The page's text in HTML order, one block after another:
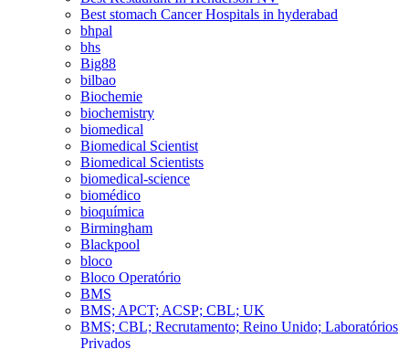
Best stomach Cancer Hospitals in hyderabad
bhpal
bhs
Big88
bilbao
Biochemie
biochemistry
biomedical
Biomedical Scientist
Biomedical Scientists
biomedical-science
biomédico
bioquímica
Birmingham
Blackpool
bloco
Bloco Operatório
BMS
BMS; APCT; ACSP; CBL; UK
BMS; CBL; Recrutamento; Reino Unido; Laboratórios
Privados